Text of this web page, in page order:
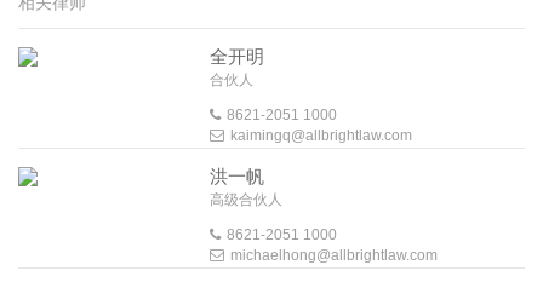
全开明
合伙人
8621-2051 1000
kaimingq@allbrightlaw.com
洪一帆
高级合伙人
8621-2051 1000
michaelhong@allbrightlaw.com